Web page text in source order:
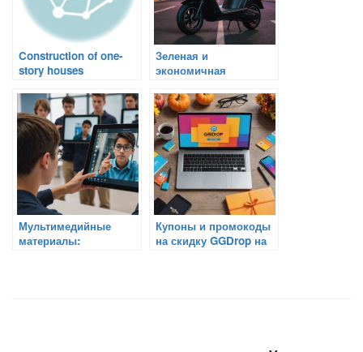
Construction of one-
story houses
Зеленая и
экономичная
выбираем
электросамокаты для
портативной
мобильности
Мультимедийные
материалы:
Купоны и промокоды
на скидку GGDrop на